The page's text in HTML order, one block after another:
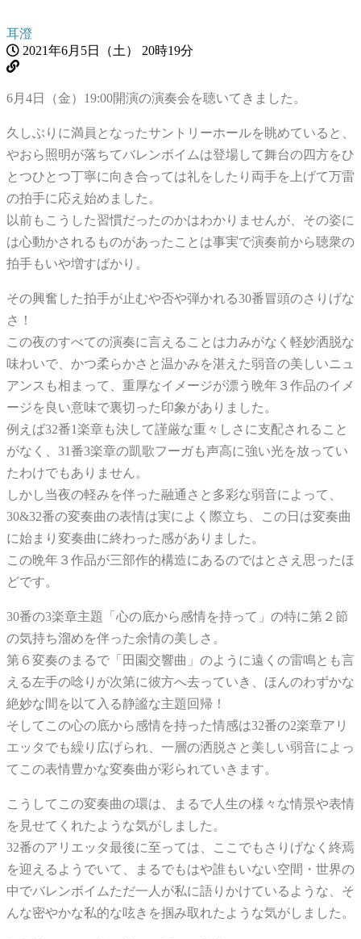
耳澄
2021年6月5日（土） 20時19分
6月4日（金）19:00開演の演奏会を聴いてきました。
久しぶりに満員となったサントリーホールを眺めていると、
やおら照明が落ちてバレンボイムは登場して舞台の四方をひ
とつひとつ丁寧に向き合っては礼をしたり両手を上げて万雷
の拍手に応え始めました。
以前もこうした習慣だったのかはわかりませんが、その姿に
は心動かされるものがあったことは事実で演奏前から聴衆の
拍手もいや増すばかり。
その興奮した拍手が止むや否や弾かれる30番冒頭のさりげな
さ！
この夜のすべての演奏に言えることは力みがなく軽妙洒脱な
味わいで、かつ柔らかさと温かみを湛えた弱音の美しいニュ
アンスも相まって、重厚なイメージが漂う晩年３作品のイメ
ージを良い意味で裏切った印象がありました。
例えば32番1楽章も決して謹厳な重々しさに支配されること
がなく、31番3楽章の凱歌フーガも声高に強い光を放ってい
たわけでもありません。
しかし当夜の軽みを伴った融通さと多彩な弱音によって、
30&32番の変奏曲の表情は実によく際立ち、この日は変奏曲
に始まり変奏曲に終わった感がありました。
この晩年３作品が三部作的構造にあるのではとさえ思ったほ
どです。
30番の3楽章主題「心の底から感情を持って」の特に第２節
の気持ち溜めを伴った余情の美しさ。
第６変奏のまるで「田園交響曲」のように遠くの雷鳴とも言
える左手の唸りが次第に彼方へ去っていき、ほんのわずかな
絶妙な間を以て入る静謐な主題回帰！
そしてこの心の底から感情を持った情感は32番の2楽章アリ
エッタでも繰り広げられ、一層の洒脱さと美しい弱音によっ
てこの表情豊かな変奏曲が彩られていきます。
こうしてこの変奏曲の環は、まるで人生の様々な情景や表情
を見せてくれたような気がしました。
32番のアリエッタ最後に至っては、ここでもさりげなく終焉
を迎えるようでいて、まるでもはや誰もいない空間・世界の
中でバレンボイムただ一人が私に語りかけているような、そ
んな密やかな私的な呟きを掴み取れたような気がしました。